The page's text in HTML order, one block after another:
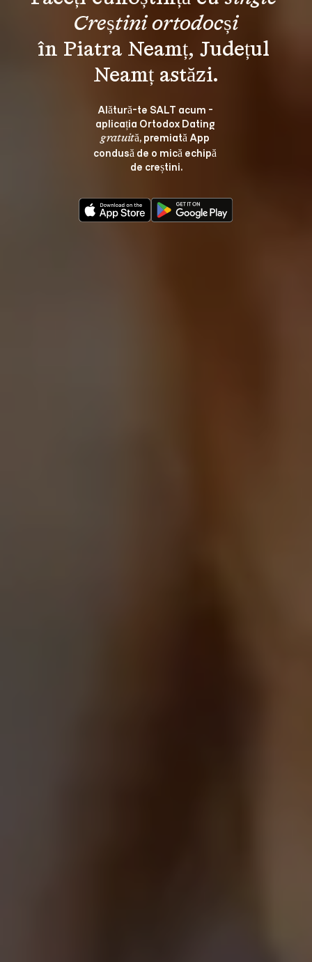
Creștini ortodocși
în Piatra Neamț, Județul
Alătură-te SALT acum -
aplicația Ortodox Dating
gratuită, premiată App
condusă de o mică echipă
de creștini.